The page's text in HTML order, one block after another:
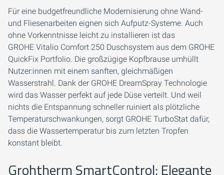
Für eine budgetfreundliche Modernisierung ohne Wand-
und Fliesenarbeiten eignen sich Aufputz-Systeme. Auch
ohne Vorkenntnisse leicht zu installieren ist das
GROHE Vitalio Comfort 250 Duschsystem aus dem GROHE
QuickFix Portfolio. Die großzügige Kopfbrause umhüllt
Nutzer:innen mit einem sanften, gleichmäßigen
Wasserstrahl. Dank der GROHE DreamSpray Technologie
wird das Wasser perfekt auf jede Düse verteilt. Und weil
nichts die Entspannung schneller ruiniert als plötzliche
Temperaturschwankungen, sorgt GROHE TurboStat dafür,
dass die Wassertemperatur bis zum letzten Tropfen
konstant bleibt.
Grohtherm SmartControl: Elegante